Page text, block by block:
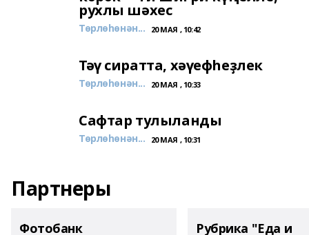
рухлы шәхес
Төрлөһөнән... 20 МАЯ , 10:42
Тәү сиратта, хәүефһеҙлек
Төрлөһөнән... 20 МАЯ , 10:33
Сафтар тулыланды
Төрлөһөнән... 20 МАЯ , 10:31
Партнеры
Фотобанк Рубрика "Еда и